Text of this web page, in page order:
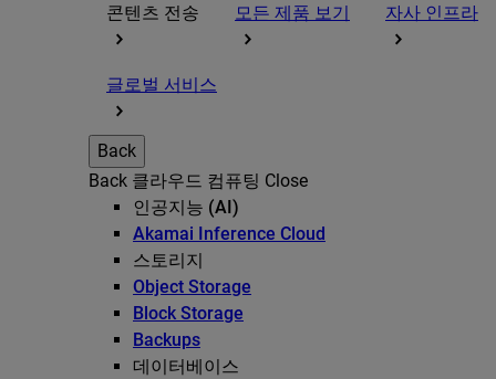
콘텐츠 전송 모든 제품 보기 자사 인프라
글로벌 서비스
Back
Back 클라우드 컴퓨팅 Close
인공지능 (AI)
Akamai Inference Cloud
스토리지
Object Storage
Block Storage
Backups
데이터베이스